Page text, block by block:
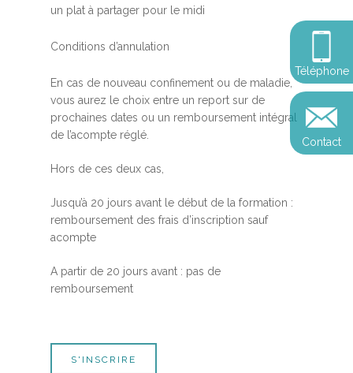
un plat à partager pour le midi
Conditions d’annulation
En cas de nouveau confinement ou de maladie,
vous aurez le choix entre un report sur de
prochaines dates ou un remboursement intégral
de l’acompte réglé.
Hors de ces deux cas,
Jusqu’à 20 jours avant le début de la formation :
remboursement des frais d’inscription sauf
acompte
A partir de 20 jours avant : pas de
remboursement
S'INSCRIRE
Téléphone
Contact
Devenir praticien en
de pleine conscience
Somatic Expériencing
Révelez votre
Conférences
Développement
personnel
Révelez votre
votre impact
Reconversion et
professionnelle
et découvrir
Blog
Témoignages
Podcast
Podcast